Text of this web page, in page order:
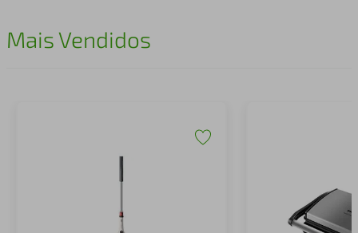
Mais Vendidos